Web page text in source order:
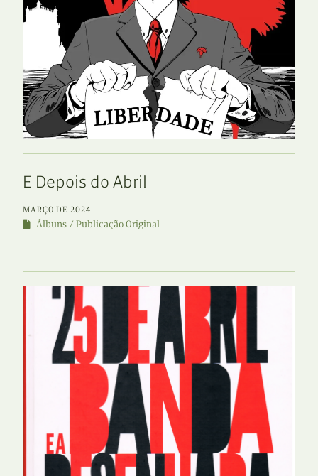
E Depois do Abril
MARÇO DE 2024
Álbuns Publicação Original